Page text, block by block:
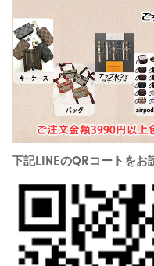
下記LINEのQRコートをお